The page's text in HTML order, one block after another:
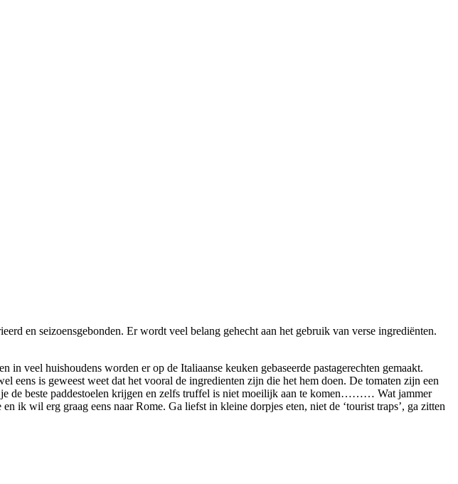
en seizoensgebonden. Er wordt veel belang gehecht aan het gebruik van verse ingrediënten.
veel huishoudens worden er op de Italiaanse keuken gebaseerde pastagerechten gemaakt.
eens is geweest weet dat het vooral de ingredienten zijn die het hem doen. De tomaten zijn een
de beste paddestoelen krijgen en zelfs truffel is niet moeilijk aan te komen……… Wat jammer
ik wil erg graag eens naar Rome. Ga liefst in kleine dorpjes eten, niet de ‘tourist traps’, ga zitten